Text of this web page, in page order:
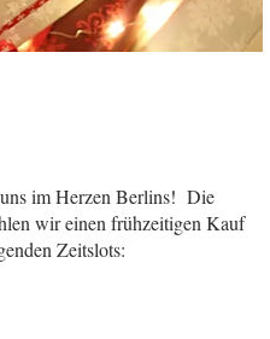
im Herzen Berlins! Die
wir einen frühzeitigen Kauf
Zeitslots:​